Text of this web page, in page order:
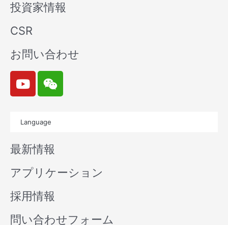
投資家情報
CSR
お問い合わせ
Y
o
u
b
e
W
e
i
n
Language
最新情報
アプリケーション
採用情報
問い合わせフォーム